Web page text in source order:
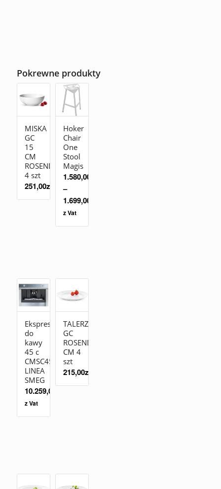
Pokrewne produkty
MISKA
GC
15
CM
ROSENDAHL
4 szt
251,00zł
Hoker
Chair
One
Stool
Magis
1.580,00
–
1.699,00
z Vat
Ekspres
do
kawy
45 c
CMSC451
LINEA
SMEG
10.259,00
z Vat
TALERZ
GC
ROSENDAHL19
CM 4
szt
215,00zł